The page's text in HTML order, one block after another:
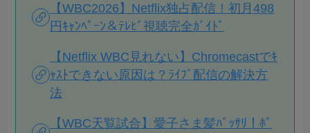
【WBC2026】Netflix独占配信！初月498
円ｷｬﾝﾍﾟｰﾝ＆ﾃﾚﾋﾞ視聴完全ｶﾞｲﾄﾞ
【Netflix WBC見れない】Chromecastでｷ
ｬｽﾄできない原因は？ﾗｲﾌﾞ配信の解決方
法
【WBC天覧試合】愛子さま髪ﾊﾞｯｻﾘ！ﾎﾞ